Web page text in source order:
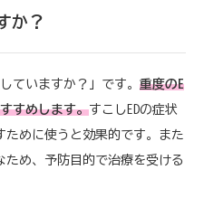
か？
ていますか？」です。 重度のE
すめします。すこしEDの症状
ために使うと効果的です。また
ため、予防目的で治療を受ける